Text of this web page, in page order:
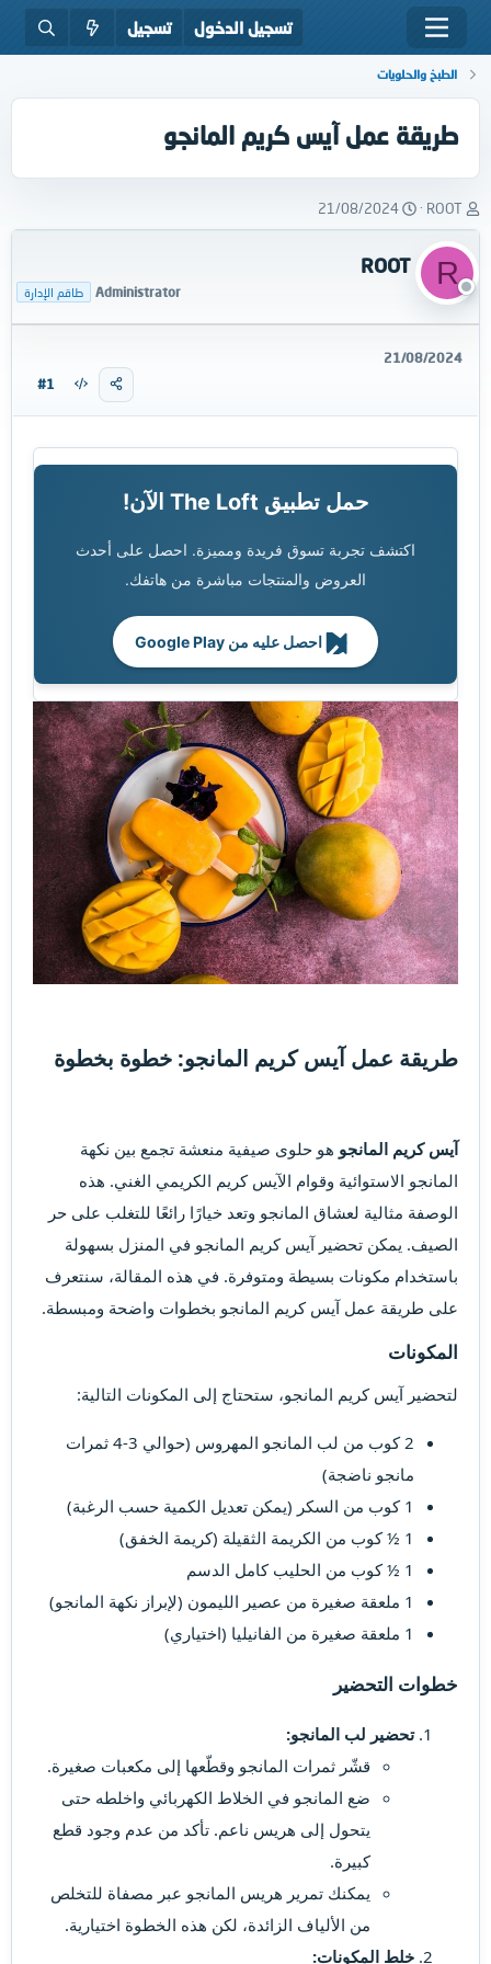
تسجيل الدخول تسجيل
الطبخ والحلويات
طريقة عمل آيس كريم المانجو
ب
ا
د
ئ
ا
ل
م
ض
ROOT
ت
ا
ي
ل
د
21/08/2024
R
ROOT
Administrator طاقم الإدارة
21/08/2024
#1
حمل تطبيق The Loft الآن!
اكتشف تجربة تسوق فريدة ومميزة. احصل على أحدث
العروض والمنتجات مباشرة من هاتفك.
احصل عليه من Google Play
طريقة عمل آيس كريم المانجو: خطوة بخطوة​
آيس كريم المانجو هو حلوى صيفية منعشة تجمع بين نكهة
المانجو الاستوائية وقوام الآيس كريم الكريمي الغني. هذه
الوصفة مثالية لعشاق المانجو وتعد خيارًا رائعًا للتغلب على حر
الصيف. يمكن تحضير آيس كريم المانجو في المنزل بسهولة
باستخدام مكونات بسيطة ومتوفرة. في هذه المقالة، سنتعرف
على طريقة عمل آيس كريم المانجو بخطوات واضحة ومبسطة.
المكونات
لتحضير آيس كريم المانجو، ستحتاج إلى المكونات التالية:
2 كوب من لب المانجو المهروس (حوالي 3-4 ثمرات
مانجو ناضجة)
1 كوب من السكر (يمكن تعديل الكمية حسب الرغبة)
1 ½ كوب من الكريمة الثقيلة (كريمة الخفق)
1 ½ كوب من الحليب كامل الدسم
1 ملعقة صغيرة من عصير الليمون (لإبراز نكهة المانجو)
1 ملعقة صغيرة من الفانيليا (اختياري)
خطوات التحضير
تحضير لب المانجو:
قشّر ثمرات المانجو وقطّعها إلى مكعبات صغيرة.
ضع المانجو في الخلاط الكهربائي واخلطه حتى
يتحول إلى هريس ناعم. تأكد من عدم وجود قطع
كبيرة.
يمكنك تمرير هريس المانجو عبر مصفاة للتخلص
من الألياف الزائدة، لكن هذه الخطوة اختيارية.
خلط المكونات: